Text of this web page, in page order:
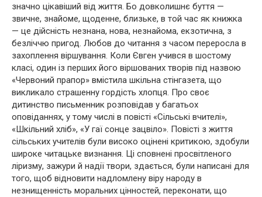
значно цікавіший від життя. Бо довколишнє буття —
звичне, знайоме, щоденне, близьке, в той час як книжка
— це дійсність незнана, нова, незнайома, екзотична, з
безліччю пригод. Любов до читання з часом переросла в
захоплення віршування. Коли Євген учився в шостому
класі, один із перших його віршованих творів під назвою
«Червоний прапор» вмістила шкільна стінгазета, що
викликало страшенну гордість хлопця. Про своє
дитинство письменник розповідав у багатьох
оповіданнях, у тому числі в повісті «Сільські вчителі»,
«Шкільний хліб», «У гаї сонце зацвіло». Повісті з життя
сільських учителів були високо оцінені критикою, здобули
широке читацьке визнання. Ці сповнені просвітленого
ліризму, зажури й надії твори, здається, були написані для
того, щоб відновити надломлену віру народу в
незнищенність моральних цінностей, переконати, що